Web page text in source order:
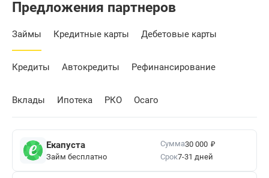
Предложения партнеров
Займы Кредитные карты Дебетовые карты
Кредиты Автокредиты Рефинансирование
Вклады Ипотека РКО Осаго
Екапуста
Займ бесплатно
Сумма30 000 ₽
Срок7-31 дней